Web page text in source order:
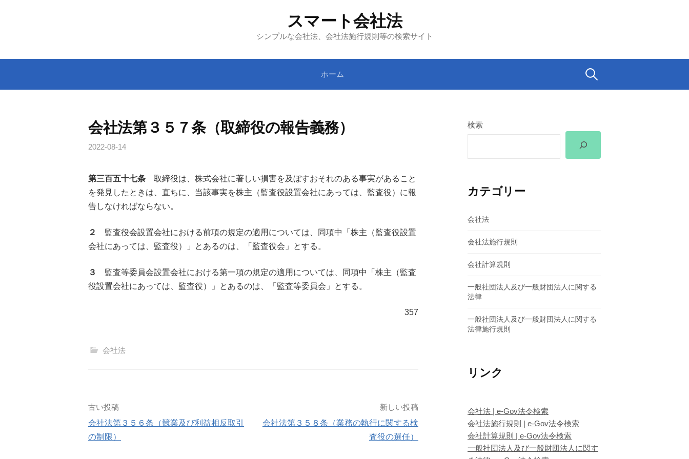
ツ
ス
スマート会社法
シンプルな会社法、会社法施行規則等の検索サイト
ホーム 検
会社法第３５７条（取締役の報告義務）
2022-08-14
第三百五十七条 取締役は、株式会社に著しい損害を及ぼすおそれのある事実があること
を発見したときは、直ちに、当該事実を株主（監査役設置会社にあっては、監査役）に報
告しなければならない。
２
監査役会設置会社における前項の規定の適用については、同項中「株主（監査役設置
会社にあっては、監査役）」とあるのは、「監査役会」とする。
３
監査等委員会設置会社における第一項の規定の適用については、同項中「株主（監査
役設置会社にあっては、監査役）」とあるのは、「監査等委員会」とする。
357
会社法
投
稿
古い投稿
会社法第３５６条（競業及び利益相反取引
の制限）
新しい投稿
会社法第３５８条（業務の執行に関する検
査役の選任）
検索
カテゴリー
会社法
会社法施行規則
会社計算規則
一般社団法人及び一般財団法人に関する
法律
一般社団法人及び一般財団法人に関する
法律施行規則
リンク
会社法 | e-Gov法令検索
会社法施行規則 | e-Gov法令検索
会社計算規則 | e-Gov法令検索
一般社団法人及び一般財団法人に関す